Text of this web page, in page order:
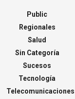
Public
Regionales
Salud
Sin Categoría
Sucesos
Tecnología
Telecomunicaciones